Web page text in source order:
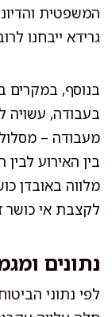
המשפטית
גרידא ייבחנו
בנוסף, במקרים
בעבודה, עשויה
מעבודה –
בין האירוע
מלווה באובדן
לקצבת אי כושר
נתונים
לפי נתוני